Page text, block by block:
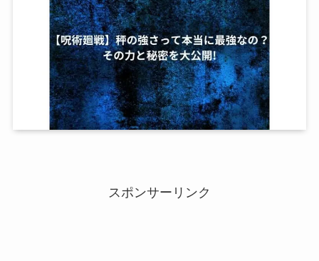
スポンサーリンク